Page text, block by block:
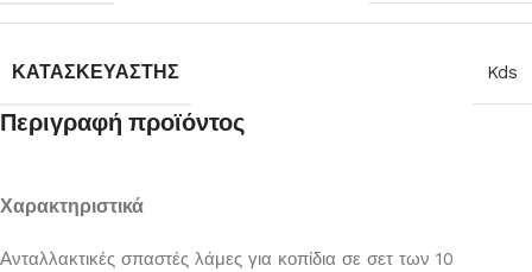
ΚΑΤΑΣΚΕΥΑΣΤΉΣ Kds
Περιγραφή προϊόντος
Χαρακτηριστικά
Ανταλλακτικές σπαστές λάμες για κοπίδια σε σετ των 10